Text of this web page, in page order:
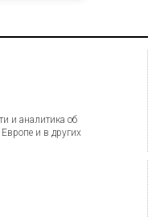
и аналитика об
и в других